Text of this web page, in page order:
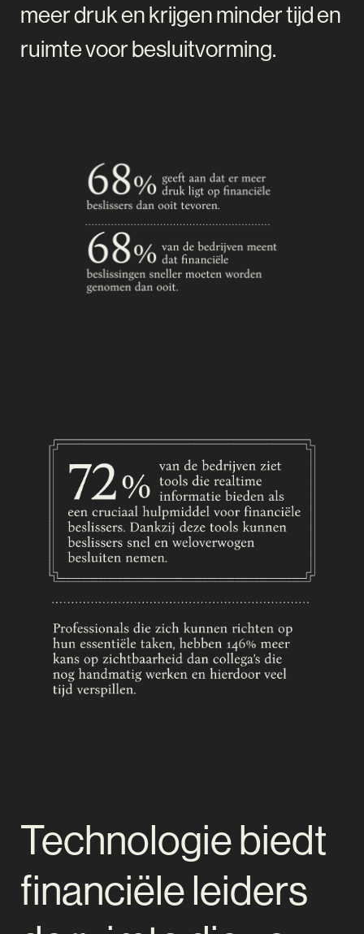
meer druk en krijgen minder tijd en
ruimte voor besluitvorming.
Technologie biedt
financiële leiders